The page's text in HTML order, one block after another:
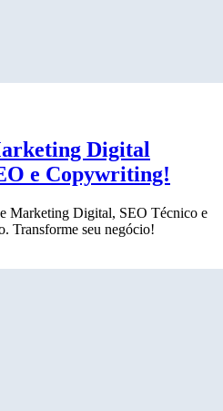
Digital
e Copywriting!
Marketing Digital, SEO Técnico e
Transforme seu negócio!